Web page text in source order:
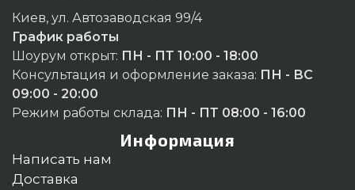
Киев, ул. Автозаводская 99/4
График работы
Шоурум открыт: ПН - ПТ 10:00 - 18:00
Консультация и оформление заказа: ПН - ВС
09:00 - 20:00
Режим работы склада: ПН - ПТ 08:00 - 16:00
Информация
Написать нам
Доставка